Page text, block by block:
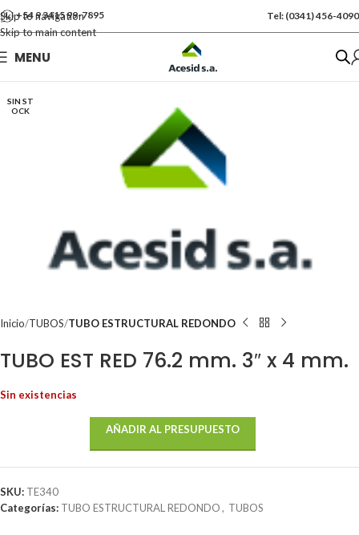
Skip to navigation
Skip to main content
+54 9 3415 99-7895 Tel: (0341) 456-4090
MENU
SIN ST
OCK
Inicio TUBOS TUBO ESTRUCTURAL REDONDO
TUBO EST RED 76.2 mm. 3″ x 4 mm.
Se vende por Und
Sin existencias
AÑADIR AL PRESUPUESTO
SKU: TE340
Categorías: TUBO ESTRUCTURAL REDONDO, TUBOS